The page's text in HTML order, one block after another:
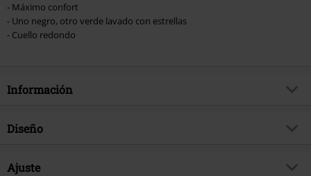
- Máximo confort
- Uno negro, otro verde lavado con estrellas
- Cuello redondo
Información
Artículo no.
Brand
Diseño
Tipo de producto
Ajuste